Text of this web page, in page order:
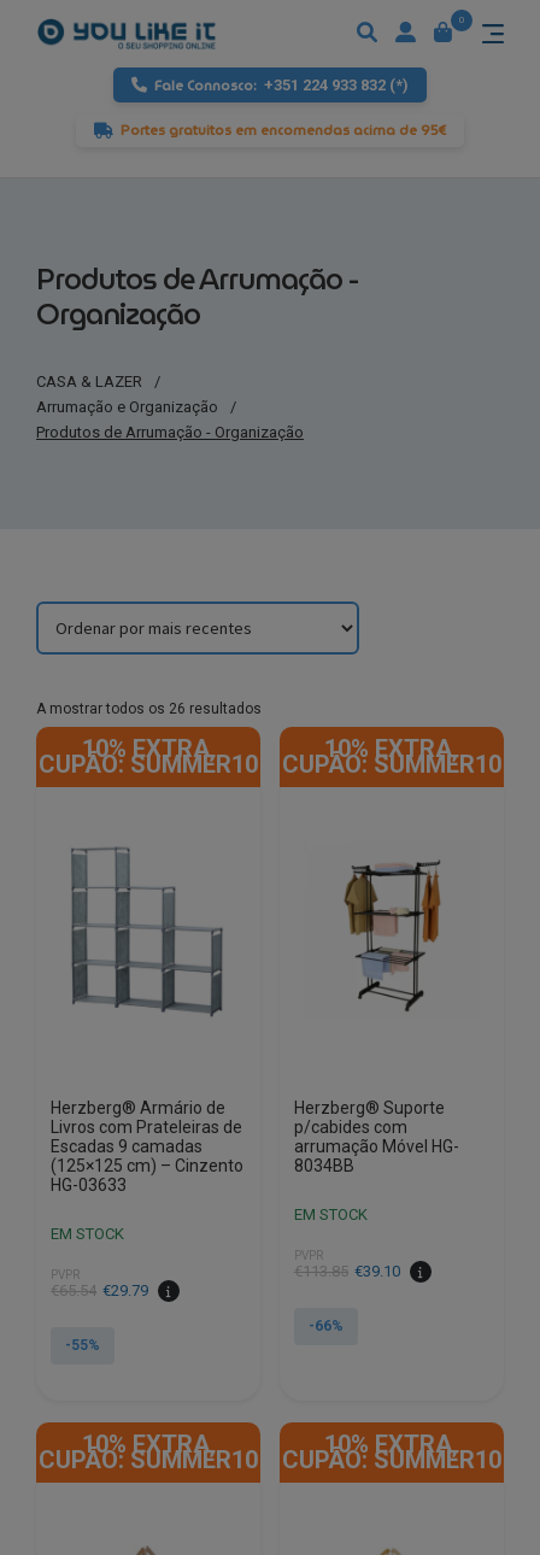
Fale Connosco: +351 224 933 832 (*)
Portes gratuitos em encomendas acima de 95€
0
Produtos de Arrumação -
Organização
CASA & LAZER
/
Arrumação e Organização
/
Produtos de Arrumação - Organização
A mostrar todos os 26 resultados
latest
10% EXTRA,
CUPÃO: SUMMER10
Herzberg® Armário de
Livros com Prateleiras de
Escadas 9 camadas
(125×125 cm) – Cinzento
HG-03633
EM STOCK
PVPR
€65.54
O
original
€29.79
O
atual
-55%
10% EXTRA,
CUPÃO: SUMMER10
Herzberg® Suporte
p/cabides com
arrumação Móvel HG-
8034BB
EM STOCK
PVPR
€113.85
O
original
€39.10
O
atual
-66%
10% EXTRA,
CUPÃO: SUMMER10
10% EXTRA,
CUPÃO: SUMMER10